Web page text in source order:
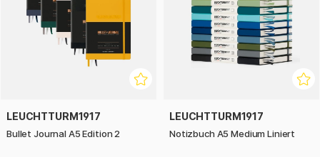
LEUCHTTURM1917
Bullet Journal A5 Edition 2
LEUCHTTURM1917
Notizbuch A5 Medium Liniert